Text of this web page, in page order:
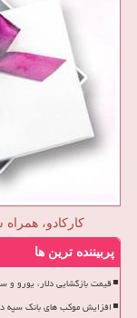
کارکادو، همراه
پربیننده ترین ها
قیمت بازگشایی دلار، یورو و سایر ارزها امروز
افزایش موکب های بانک سپه در